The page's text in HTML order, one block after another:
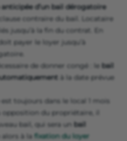
d’un bail dérogatoire
contraire du bail. Locataire
jusqu’à la fin du contrat. En
payer le loyer jusqu’à
de donner congé : le bail
à la date prévue
est toujours dans le local 1 mois
opposition du propriétaire, il
bail, qui sera un bail
à la fixation du loyer